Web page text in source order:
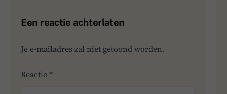
Een reactie achterlaten
Je e-mailadres zal niet getoond worden.
Reactie*